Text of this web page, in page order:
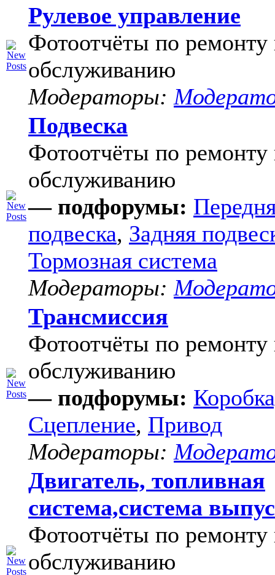
Рулевое управление
Фотоотчёты по ремонту
обслуживанию
Модераторы:
Подвеска
Фотоотчёты по ремонту
обслуживанию
— подфорумы:
подвеска, Задняя
Тормозная система
Модераторы:
Трансмиссия
Фотоотчёты по ремонту
обслуживанию
— подфорумы:
Сцепление, Привод
Модераторы:
Двигатель, топливная
система,система
Фотоотчёты по ремонту
обслуживанию